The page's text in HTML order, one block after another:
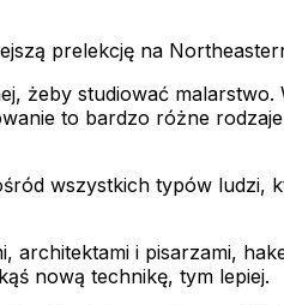
prelekcję na
żeby studiować
to bardzo różne
wszystkich typów
i pisarzami,
nową technikę, tym lepiej.